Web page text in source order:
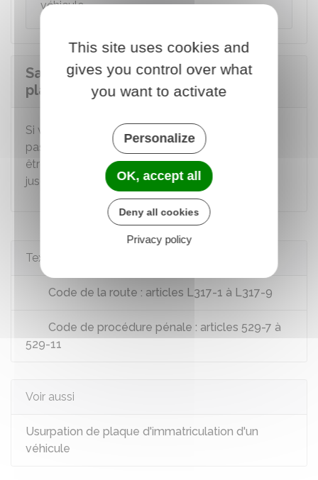
véhicule.
Sanctions si vous circulez sans les
plaques
Si vous circulez avec un véhicule qui ne dispose
pas de plaques d'immatriculation, vous pouvez
être sanctionné d'une amende pouvant aller
jusqu'à
Textes de référence
Code de la route : articles L317-1 à L317-9
Code de procédure pénale : articles 529-7 à
529-11
Voir aussi
Usurpation de plaque d'immatriculation d'un
véhicule
This site uses cookies and
gives you control over what
you want to activate
Personalize
OK, accept all
Deny all cookies
Privacy policy